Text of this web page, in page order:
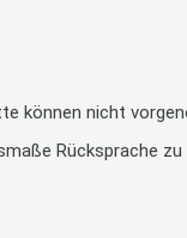
können nicht
Rücksprache